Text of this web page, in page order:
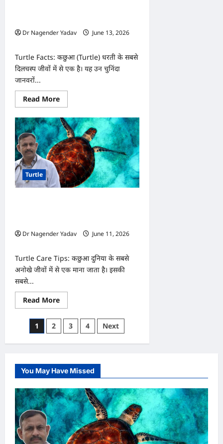
का
सही
Dr Nagender Yadav
June 13, 2026
Turtle Facts: कछुआ (Turtle) धरती के सबसे
दिलचस्प जीवों में से एक है। यह उन चुनिंदा
जानवरों...
Read MoreRead
more
Turtle:
कछुए
पानी
और
जमीन
दोनों
जगह
कैसे
रह
लेते
हैं?
Turtle
Dr Nagender Yadav
June 11, 2026
Turtle Care Tips: कछुआ दुनिया के सबसे
अनोखे जीवों में से एक माना जाता है। इसकी
सबसे...
Read MoreRead
more
Turtle
Shell
Injury:
टूट
जाए
तो
होता
है?
जानिए
हैरान
कर
देने
वाले
तथ्य
Posts
pagination
1 2 3 4 Next
You May Have Missed